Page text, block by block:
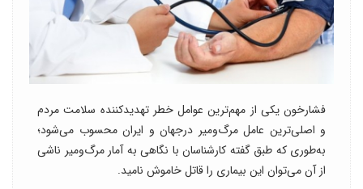
فشارخون یکی از مهم‌ترین عوامل خطر تهدیدکننده سلامت مردم
و اصلی‌ترین عامل مرگ‌ومیر درجهان و ایران محسوب می‌شود؛
به‌طوری که طبق گفته کارشناسان با نگاهی به آمار مرگ‌ومیر ناشی
از آن می‌توان این بیماری را قاتل خاموش نامید.